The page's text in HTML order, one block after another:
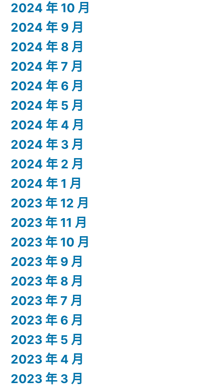
2024 年 10 月
2024 年 9 月
2024 年 8 月
2024 年 7 月
2024 年 6 月
2024 年 5 月
2024 年 4 月
2024 年 3 月
2024 年 2 月
2024 年 1 月
2023 年 12 月
2023 年 11 月
2023 年 10 月
2023 年 9 月
2023 年 8 月
2023 年 7 月
2023 年 6 月
2023 年 5 月
2023 年 4 月
2023 年 3 月